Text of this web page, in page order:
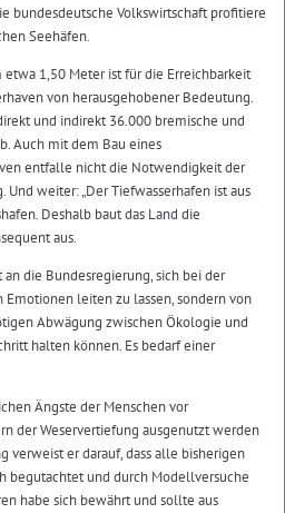
bundesdeutsche Volkswirtschaft profitiere
Seehäfen.
1,50 Meter ist für die Erreichbarkeit
von herausgehobener Bedeutung.
und indirekt 36.000 bremische und
Auch mit dem Bau eines
entfalle nicht die Notwendigkeit der
weiter: „Der Tiefwasserhafen ist aus
Deshalb baut das Land die
aus.
die Bundesregierung, sich bei der
leiten zu lassen, sondern von
Abwägung zwischen Ökologie und
halten können. Es bedarf einer
Ängste der Menschen vor
der Weservertiefung ausgenutzt werden
verweist er darauf, dass alle bisherigen
begutachtet und durch Modellversuche
habe sich bewährt und sollte aus